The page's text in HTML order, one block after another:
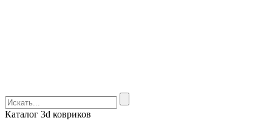
Каталог 3d ковриков